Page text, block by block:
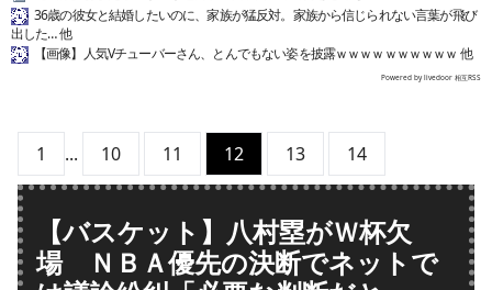
36歳の彼女と結婚したいのに、家族が猛反対。家族から信じられない言葉が飛び
出した… 他
【画像】人気Vチューバーさん、とんでもない姿を披露ｗｗｗｗｗｗｗｗｗｗ 他
Powered by livedoor 相互RSS
1 ... 10 11 12 13 14
【バスケット】八村塁がＷ杯欠
場 ＮＢＡ優先の決断でネットで